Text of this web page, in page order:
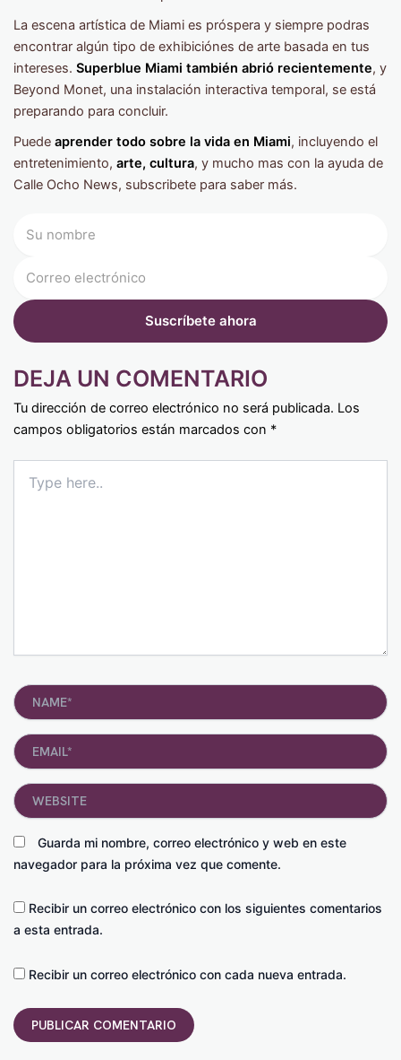
La escena artística de Miami es próspera y siempre podras
encontrar algún tipo de exhibiciónes de arte basada en tus
intereses. Superblue Miami también abrió recientemente, y
Beyond Monet, una instalación interactiva temporal, se está
preparando para concluir.
Puede aprender todo sobre la vida en Miami, incluyendo el
entretenimiento, arte, cultura, y mucho mas con la ayuda de
Calle Ocho News, subscribete para saber más.
DEJA UN COMENTARIO
Tu dirección de correo electrónico no será publicada. Los
campos obligatorios están marcados con *
here..
Name*
Email*
Guarda mi nombre, correo electrónico y web en este
navegador para la próxima vez que comente.
Website
Recibir un correo electrónico con los siguientes comentarios
a esta entrada.
Recibir un correo electrónico con cada nueva entrada.